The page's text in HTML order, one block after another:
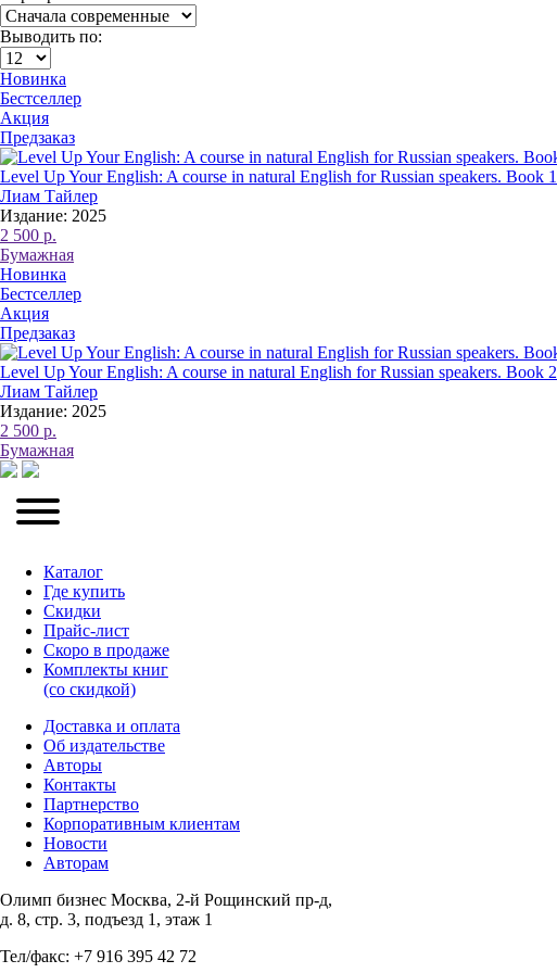
Выводить по:
Новинка
Бестселлер
Акция
Предзаказ
Level Up Your English: A course in natural English for Russian speakers. Book 1
Лиам Тайлер
Издание: 2025
2 500 р.
Бумажная
Новинка
Бестселлер
Акция
Предзаказ
Level Up Your English: A course in natural English for Russian speakers. Book 2
Лиам Тайлер
Издание: 2025
2 500 р.
Бумажная
Каталог
Где купить
Скидки
Прайc-лист
Скоро в продаже
Комплекты книг
(со скидкой)
Доставка и оплата
Об издательстве
Авторы
Контакты
Партнерство
Корпоративным клиентам
Новости
Авторам
Олимп бизнес Москва, 2-й Рощинский пр-д,
д. 8, стр. 3, подъезд 1, этаж 1
Тел/факс: +7 916 395 42 72